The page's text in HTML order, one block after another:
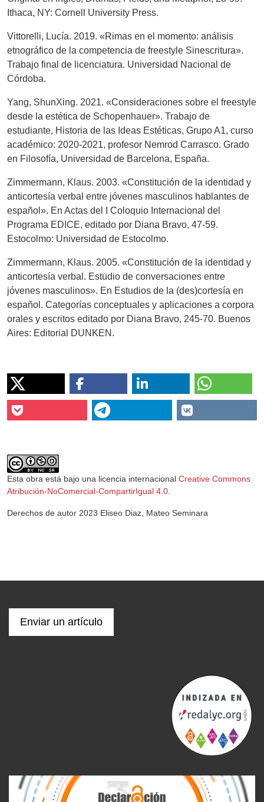
Ithaca, NY: Cornell University Press.
Vittorelli, Lucía. 2019. «Rimas en el momento: análisis
etnográfico de la competencia de freestyle Sinescritura».
Trabajo final de licenciatura. Universidad Nacional de
Córdoba.
Yang, ShunXing. 2021. «Consideraciones sobre el freestyle
desde la estética de Schopenhauer». Trabajo de
estudiante, Historia de las Ideas Estéticas, Grupo A1, curso
académico: 2020-2021, profesor Nemrod Carrasco. Grado
en Filosofía, Universidad de Barcelona, España.
Zimmermann, Klaus. 2003. «Constitución de la identidad y
anticortesía verbal entre jóvenes masculinos hablantes de
español». En Actas del I Coloquio Internacional del
Programa EDICE, editado por Diana Bravo, 47-59.
Estocolmo: Universidad de Estocolmo.
Zimmermann, Klaus. 2005. «Constitución de la identidad y
anticortesía verbal. Estudio de conversaciones entre
jóvenes masculinos». En Estudios de la (des)cortesía en
español. Categorías conceptuales y aplicaciones a corpora
orales y escritos editado por Diana Bravo, 245-70. Buenos
Aires: Editorial DUNKEN.
Esta obra está bajo una licencia internacional Creative Commons
Atribución-NoComercial-CompartirIgual 4.0.
Derechos de autor 2023 Eliseo Diaz, Mateo Seminara
Enviar un artículo